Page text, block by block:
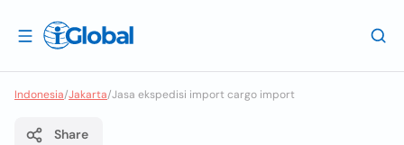
Indonesia/Jakarta/Jasa ekspedisi import cargo import
Share